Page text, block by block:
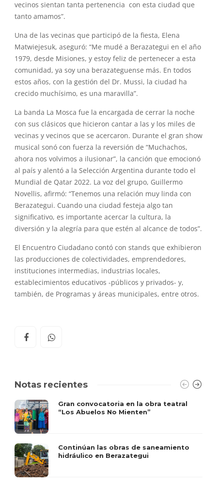
vecinos sientan tanta pertenencia con esta ciudad que
tanto amamos”.
Una de las vecinas que participó de la fiesta, Elena
Matwiejesuk, aseguró: “Me mudé a Berazategui en el año
1979, desde Misiones, y estoy feliz de pertenecer a esta
comunidad, ya soy una berazateguense más. En todos
estos años, con la gestión del Dr. Mussi, la ciudad ha
crecido muchísimo, es una maravilla”.
La banda La Mosca fue la encargada de cerrar la noche
con sus clásicos que hicieron cantar a las y los miles de
vecinas y vecinos que se acercaron. Durante el gran show
musical sonó con fuerza la reversión de “Muchachos,
ahora nos volvimos a ilusionar”, la canción que emocionó
al país y alentó a la Selección Argentina durante todo el
Mundial de Qatar 2022. La voz del grupo, Guillermo
Novellis, afirmó: “Tenemos una relación muy linda con
Berazategui. Cuando una ciudad festeja algo tan
significativo, es importante acercar la cultura, la
diversión y la alegría para que estén al alcance de todos”.
El Encuentro Ciudadano contó con stands que exhibieron
las producciones de colectividades, emprendedores,
instituciones intermedias, industrias locales,
establecimientos educativos -públicos y privados- y,
también, de Programas y áreas municipales, entre otros.
Notas recientes
Gran convocatoria en la obra teatral
“Los Abuelos No Mienten”
Continúan las obras de saneamiento
hidráulico en Berazategui